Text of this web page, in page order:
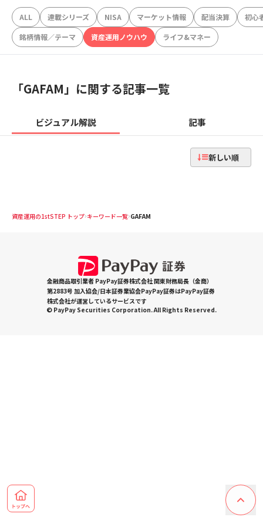
ALL 連載シリーズ NISA マーケット情報 配当決算
初心
銘柄情報／テーマ
資産運用ノウハウ ライフ&マネー
「GAFAM」に関する記事一覧
ビジュアル解説 記事
新しい順
資産運用の1stSTEP トップ キーワード一覧 GAFAM
金融商品取引業者 PayPay証券株式会社 関東財務局長（金商）
第2883号 加入協会/日本証券業協会PayPay証券はPayPay証券
株式会社が運営しているサービスです
© PayPay Securities Corporation. All Rights Reserved.